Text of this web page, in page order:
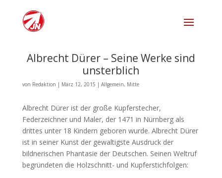
Albrecht Dürer – Seine Werke sind
unsterblich
von Redaktion | März 12, 2015 | Allgemein, Mitte
Albrecht Dürer ist der große Kupferstecher,
Federzeichner und Maler, der 1471 in Nürnberg als
drittes unter 18 Kindern geboren wurde. Albrecht Dürer
ist in seiner Kunst der gewaltigste Ausdruck der
bildnerischen Phantasie der Deutschen. Seinen Weltruf
begründeten die Holzschnitt- und Kupferstichfolgen: